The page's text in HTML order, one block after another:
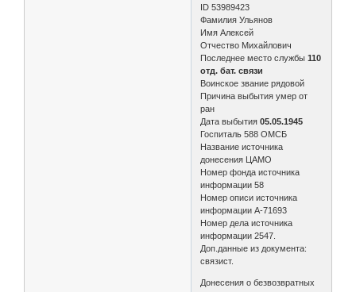
ID 53989423
Фамилия Ульянов
Имя Алексей
Отчество Михайлович
Последнее место службы110
отд. бат. связи
Воинское звание рядовой
Причина выбытия умер от
ран
Дата выбытия05.05.1945
Госпиталь 588 ОМСБ
Название источника
донесения ЦАМО
Номер фонда источника
информации 58
Номер описи источника
информации А-71693
Номер дела источника
информации 2547.
Доп.данные из документа:
связист.
Донесения о безвозвратных